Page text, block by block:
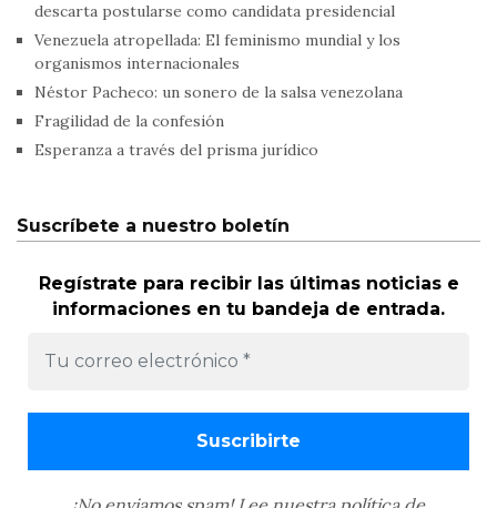
descarta postularse como candidata presidencial
Venezuela atropellada: El feminismo mundial y los
organismos internacionales
Néstor Pacheco: un sonero de la salsa venezolana
Fragilidad de la confesión
Esperanza a través del prisma jurídico
Suscríbete a nuestro boletín
Regístrate para recibir las últimas noticias e
informaciones en tu bandeja de entrada.